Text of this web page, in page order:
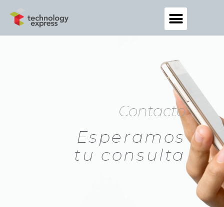
Contacto
Esperamos
tu consulta